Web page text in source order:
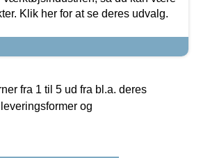
Klik her for at se deres udvalg.
fra 1 til 5 ud fra bl.a. deres
og